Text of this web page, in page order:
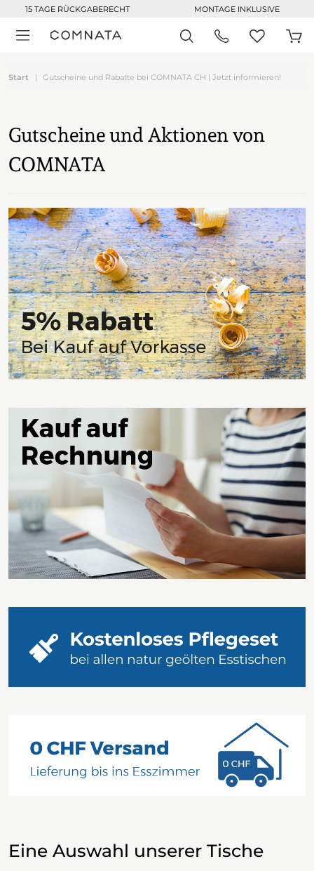
15 TAGE RÜCKGABERECHT MONTAGE INKLUSIVE
Start Gutscheine und Rabatte bei COMNATA CH | Jetzt informieren!
Gutscheine und Aktionen von
COMNATA
Eine Auswahl unserer Tische